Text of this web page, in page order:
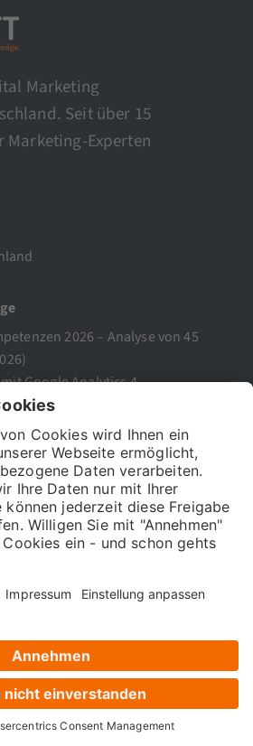
Marketing
Seit über 15
Experten
2026 – Analyse von 45
Google Analytics 4
automatisierten Kosten-
So geht’s
Anwendungen für dein
wichtig sind Überschriften für